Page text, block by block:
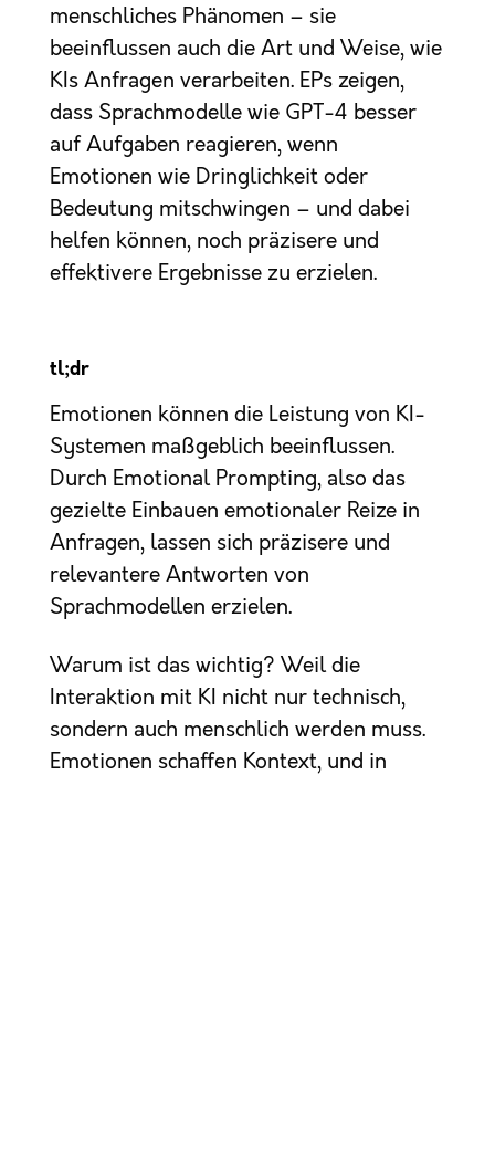
menschliches Phänomen – sie
beeinflussen auch die Art und Weise, wie
KIs Anfragen verarbeiten. EPs zeigen,
dass Sprachmodelle wie GPT-4 besser
auf Aufgaben reagieren, wenn
Emotionen wie Dringlichkeit oder
Bedeutung mitschwingen – und dabei
helfen können, noch präzisere und
effektivere Ergebnisse zu erzielen.
tl;dr
Emotionen können die Leistung von KI-
Systemen maßgeblich beeinflussen.
Durch Emotional Prompting, also das
gezielte Einbauen emotionaler Reize in
Anfragen, lassen sich präzisere und
relevantere Antworten von
Sprachmodellen erzielen.
Warum ist das wichtig? Weil die
Interaktion mit KI nicht nur technisch,
sondern auch menschlich werden muss.
Emotionen schaffen Kontext, und in